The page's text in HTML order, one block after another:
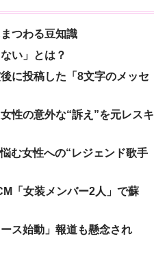
つわる豆知識
い」とは？
に投稿した「8文字のメッセ
性の意外な“訴え”を元レスキ
む女性への“レジェンド歌手
「女装メンバー2人」で蘇
ス始動」報道も懸念され